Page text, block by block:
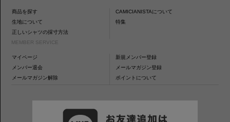
商品を探す
CAMICIANISTAについて
生地について
特集
正しいシャツの採寸方法
MEMBER SERVICE
マイページ
新規メンバー登録
メンバー退会
メールマガジン登録
メールマガジン解除
ポイントについて